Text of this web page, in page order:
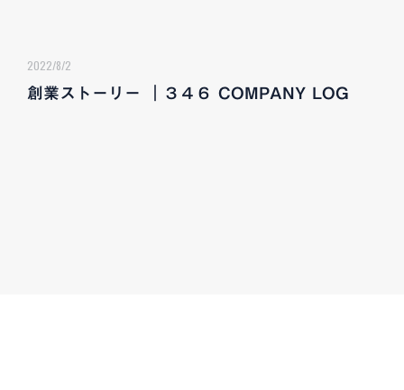
2022/8/2
創業ストーリー ｜３４６ COMPANY LOG